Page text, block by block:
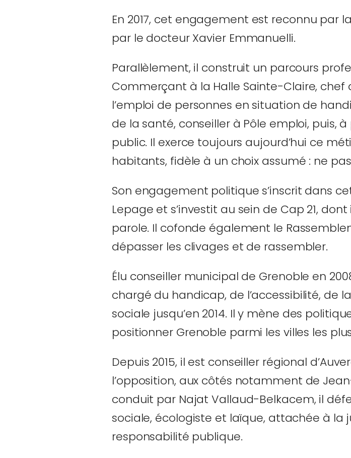
En 2017, cet engagement est reconnu par
par le docteur Xavier Emmanuelli.
Parallèlement, il construit un parcours
Commerçant à la Halle Sainte-Claire,
l’emploi de personnes en situation de
de la santé, conseiller à Pôle emploi, puis,
public. Il exerce toujours aujourd’hui ce
habitants, fidèle à un choix assumé : ne
Son engagement politique s’inscrit dans
Lepage et s’investit au sein de Cap 21,
parole. Il cofonde également le
dépasser les clivages et de rassembler.
Élu conseiller municipal de Grenoble en
chargé du handicap, de l’accessibilité, de
sociale jusqu’en 2014. Il y mène des
positionner Grenoble parmi les villes les
Depuis 2015, il est conseiller régional
l’opposition, aux côtés notamment de
conduit par Najat Vallaud-Belkacem, il
sociale, écologiste et laïque, attachée à la
responsabilité publique.